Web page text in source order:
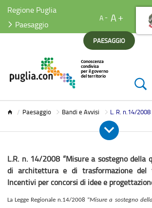
Regione Puglia
Paesaggio
A A
PAESAGGIO
Paesaggio Bandi e Avvisi L. R. n.14/2008
L.R. n. 14/2008 “Misure a sostegno della
di architettura e di trasformazione del
Incentivi per concorsi di idee e
La Legge Regionale n.14/2008 “Misure a sostegno